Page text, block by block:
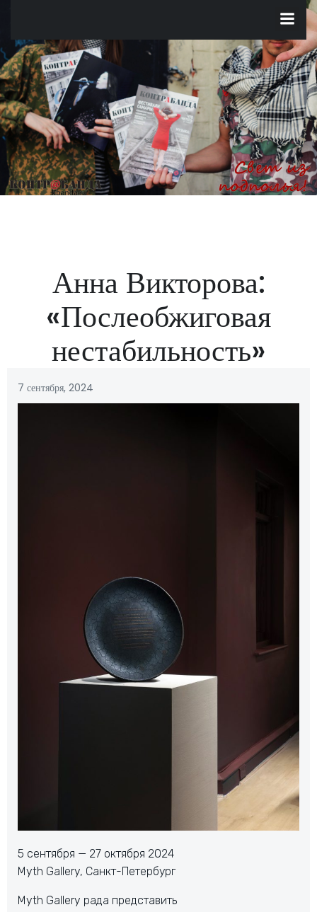
содержимому
Анна Викторова:
«Послеобжиговая
нестабильность»
7 сентября, 2024
5 сентября — 27 октября 2024
Myth Gallery, Санкт-Петербург
Myth Gallery рада представить